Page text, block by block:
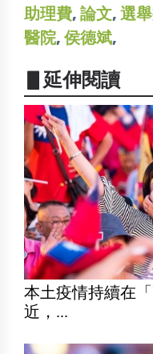
助理費, 論文, 選
醫院, 侯德斌,
▋延伸閱讀
本土疫情持續在
近，...